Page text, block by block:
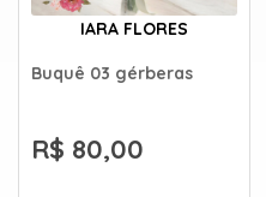
IARA FLORES
Buquê 03 gérberas
R$ 80,00